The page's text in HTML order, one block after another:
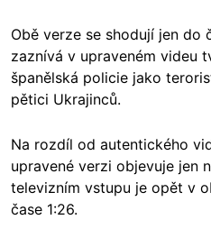
Obě verze se shodují jen do
zaznívá v upraveném videu
španělská policie jako
pětici Ukrajinců.
Na rozdíl od autentického
upravené verzi objevuje jen
televizním vstupu je opět v
čase 1:26.